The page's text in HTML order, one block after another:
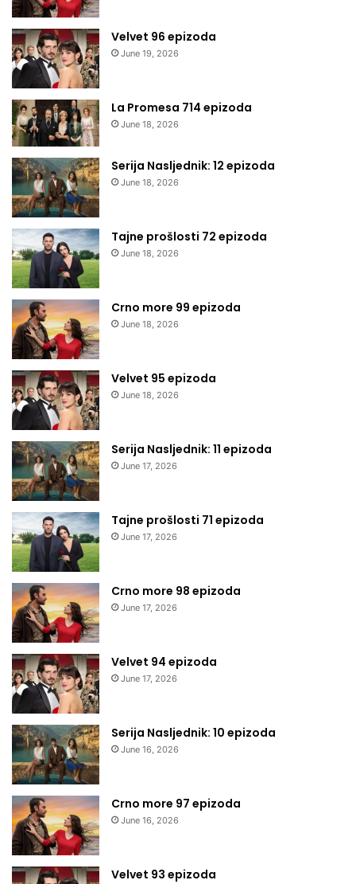
Velvet 96 epizoda
June 19, 2026
La Promesa 714 epizoda
June 18, 2026
Serija Nasljednik: 12 epizoda
June 18, 2026
Tajne prošlosti 72 epizoda
June 18, 2026
Crno more 99 epizoda
June 18, 2026
Velvet 95 epizoda
June 18, 2026
Serija Nasljednik: 11 epizoda
June 17, 2026
Tajne prošlosti 71 epizoda
June 17, 2026
Crno more 98 epizoda
June 17, 2026
Velvet 94 epizoda
June 17, 2026
Serija Nasljednik: 10 epizoda
June 16, 2026
Crno more 97 epizoda
June 16, 2026
Velvet 93 epizoda